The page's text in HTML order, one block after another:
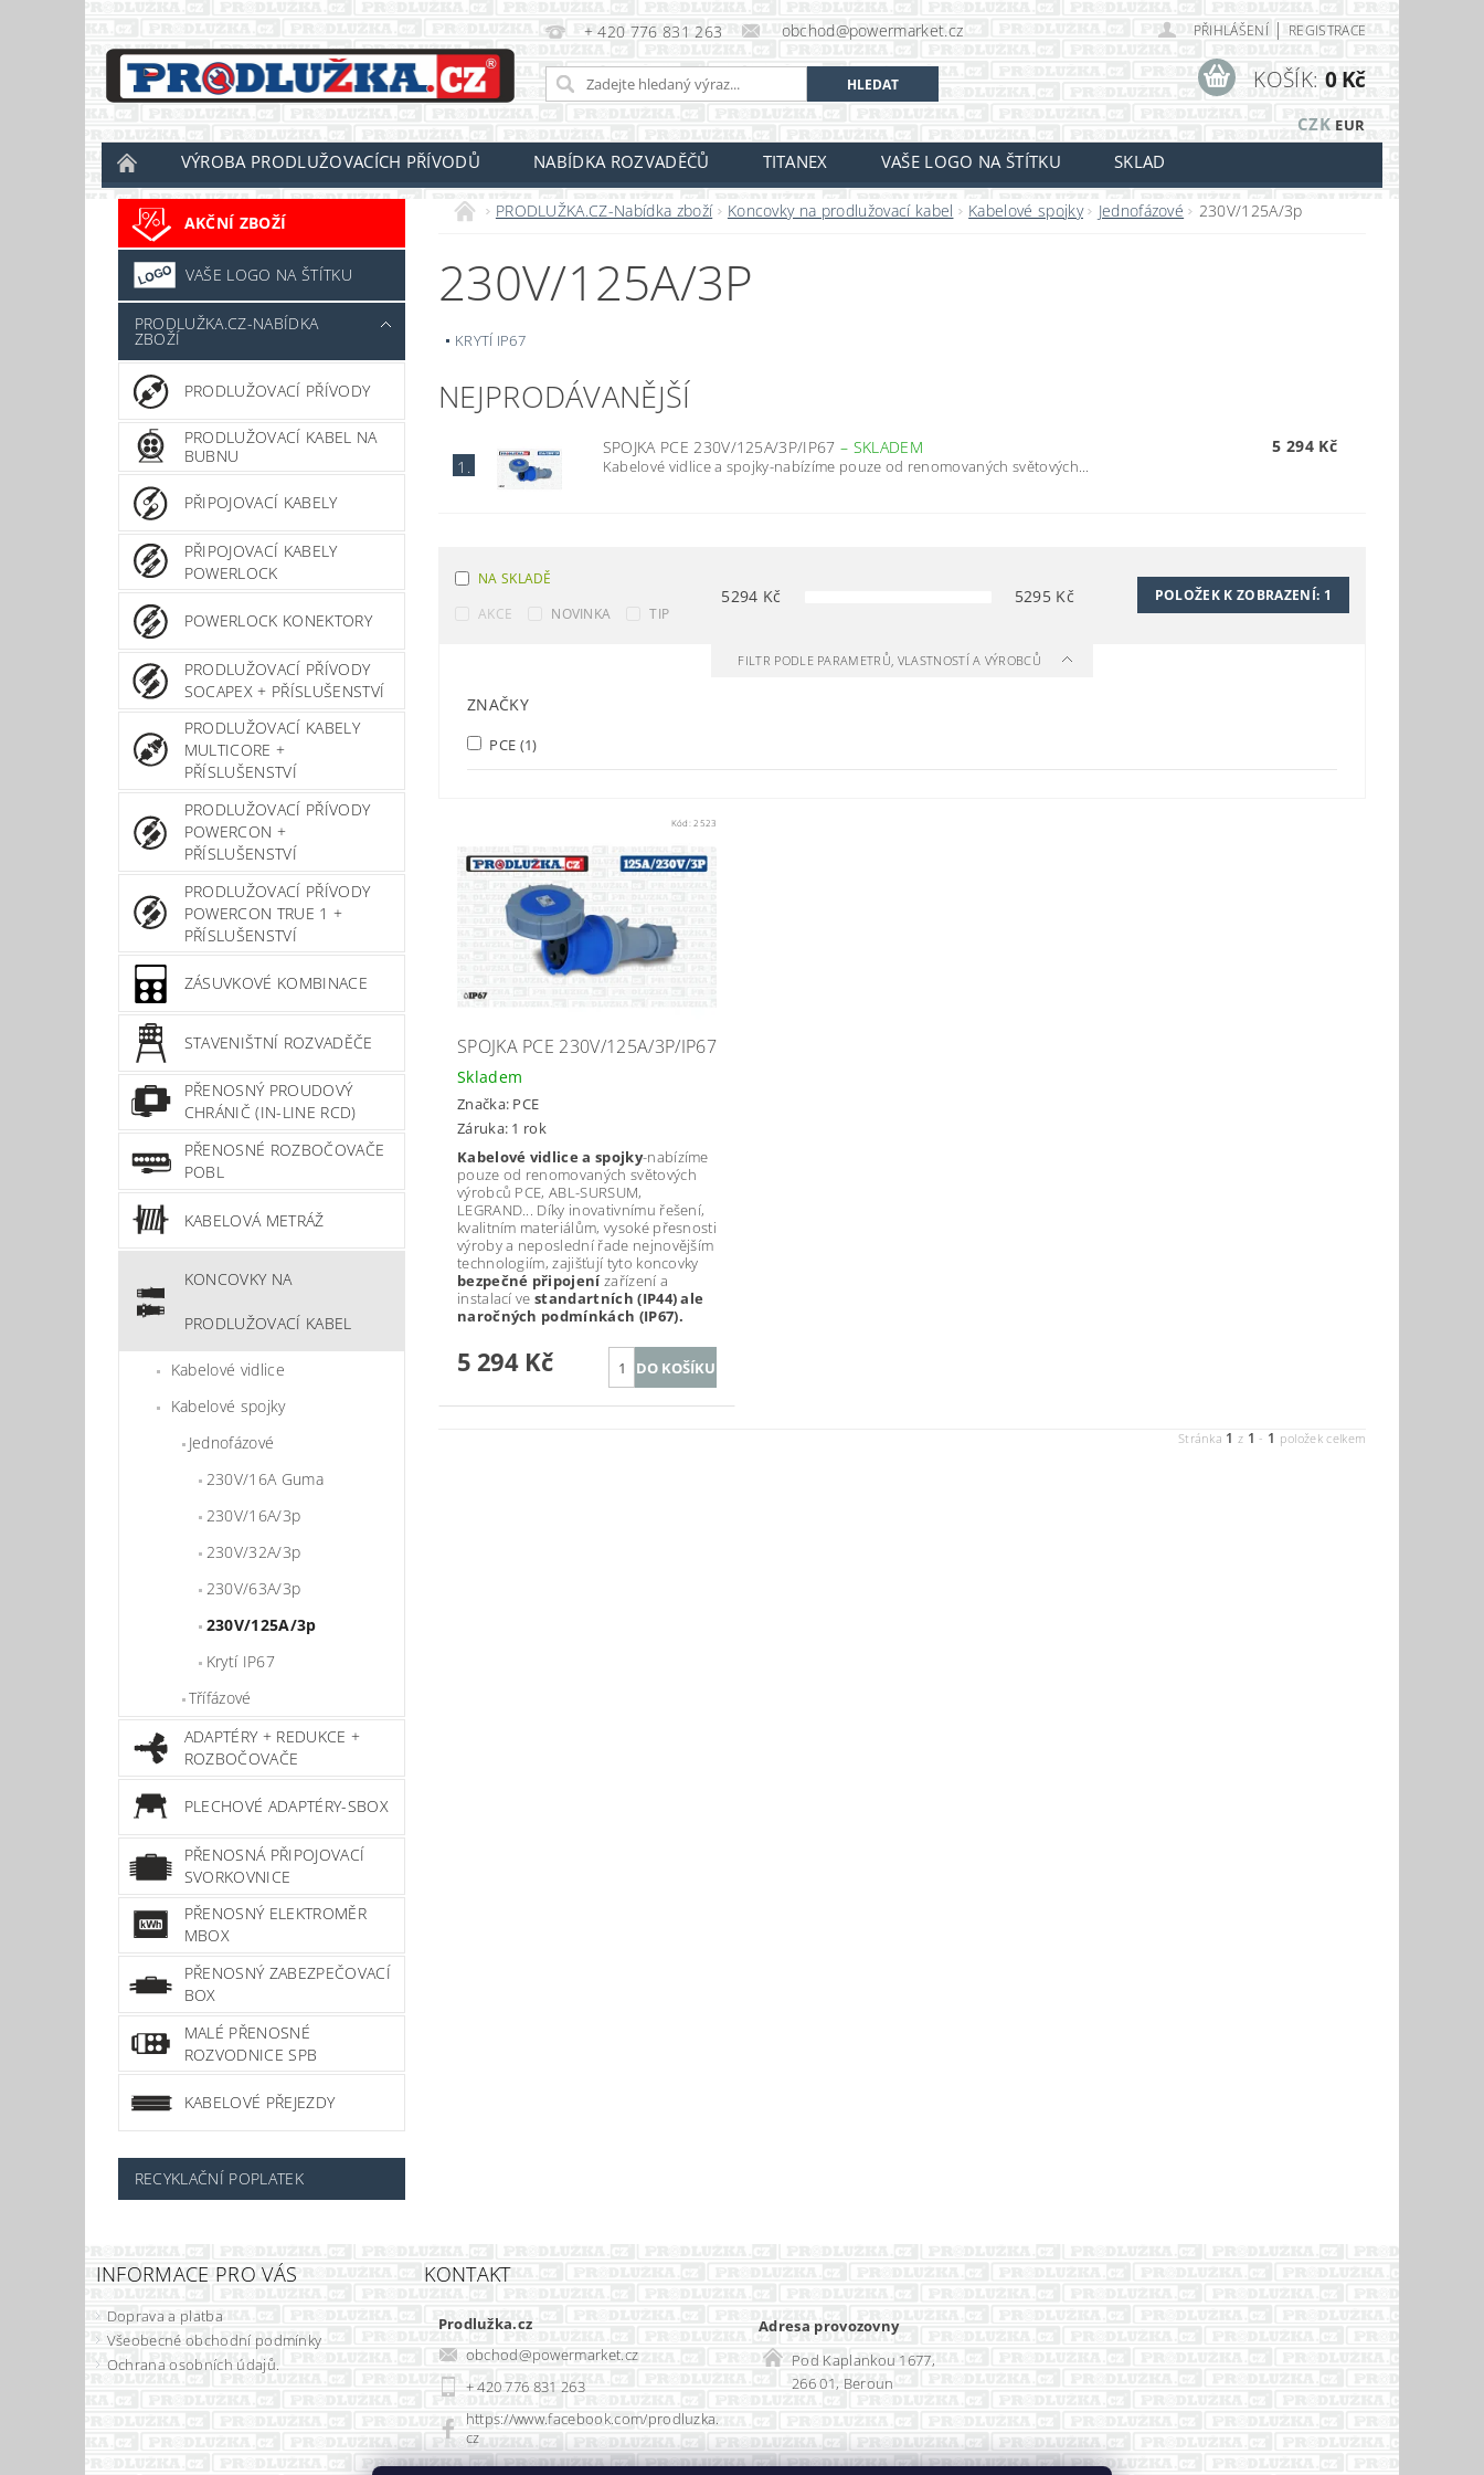
+ 420 776 831 263 obchod@powermarket.cz PŘIHLÁŠENÍ | REGISTRACE
CZK EUR
KOŠÍK: 0 Kč
VÝROBA PRODLUŽOVACÍCH PŘÍVODŮ NABÍDKA ROZVADĚČŮ TITANEX VAŠE LOGO NA ŠTÍTKU SKLAD
AKČNÍ ZBOŽÍ
VAŠE LOGO NA ŠTÍTKU
PRODLUŽKA.CZ-NABÍDKA
ZBOŽÍ
PRODLUŽOVACÍ PŘÍVODY
PRODLUŽOVACÍ KABEL NA
BUBNU
PŘIPOJOVACÍ KABELY
PŘIPOJOVACÍ KABELY
POWERLOCK
POWERLOCK KONEKTORY
PRODLUŽOVACÍ PŘÍVODY
SOCAPEX + PŘÍSLUŠENSTVÍ
PRODLUŽOVACÍ KABELY
MULTICORE +
PŘÍSLUŠENSTVÍ
PRODLUŽOVACÍ PŘÍVODY
POWERCON +
PŘÍSLUŠENSTVÍ
PRODLUŽOVACÍ PŘÍVODY
POWERCON TRUE 1 +
PŘÍSLUŠENSTVÍ
ZÁSUVKOVÉ KOMBINACE
STAVENIŠTNÍ ROZVADĚČE
PŘENOSNÝ PROUDOVÝ
CHRÁNIČ (IN-LINE RCD)
PŘENOSNÉ ROZBOČOVAČE
POBL
KABELOVÁ METRÁŽ
KONCOVKY NA
PRODLUŽOVACÍ KABEL
Kabelové vidlice
Kabelové spojky
Jednofázové
230V/16A Guma
230V/16A/3p
230V/32A/3p
230V/63A/3p
230V/125A/3p
Krytí IP67
Třífázové
ADAPTÉRY + REDUKCE +
ROZBOČOVAČE
PLECHOVÉ ADAPTÉRY-SBOX
PŘENOSNÁ PŘIPOJOVACÍ
SVORKOVNICE
PŘENOSNÝ ELEKTROMĚR
MBOX
PŘENOSNÝ ZABEZPEČOVACÍ
BOX
MALÉ PŘENOSNÉ
ROZVODNICE SPB
KABELOVÉ PŘEJEZDY
RECYKLAČNÍ POPLATEK
PRODLUŽKA.CZ-Nabídka zboží Koncovky na prodlužovací kabel Kabelové spojky Jednofázové 230V/125A/3p
230V/125A/3P
KRYTÍ IP67
NEJPRODÁVANĚJŠÍ
1.
SPOJKA PCE 230V/125A/3P/IP67 – SKLADEM
Kabelové vidlice a spojky-nabízíme pouze od renomovaných světových...
5 294 Kč
NA SKLADĚ
AKCE
NOVINKA TIP
5294 Kč 5295 Kč POLOŽEK K ZOBRAZENÍ: 1
FILTR PODLE PARAMETRŮ, VLASTNOSTÍ A VÝROBCŮ
ZNAČKY
PCE (1)
Kód:2523
SPOJKA PCE 230V/125A/3P/IP67
Skladem
Značka: PCE
Záruka: 1 rok
Kabelové vidlice a spojky-nabízíme
pouze od renomovaných světových
výrobců PCE, ABL-SURSUM,
LEGRAND... Díky inovativnímu řešení,
kvalitním materiálům, vysoké přesnosti
výroby a neposlední řade nejnovějším
technologiím, zajišťují tyto koncovky
bezpečné připojenízařízení a
instalací vestandartních (IP44) ale
naročných podmínkách (IP67).
5 294 Kč
Stránka 1 z 1 - 1 položek celkem
INFORMACE PRO VÁS
Doprava a platba
Všeobecné obchodní podmínky
Ochrana osobních údajů.
KONTAKT
Prodlužka.cz
obchod@powermarket.cz
+ 420 776 831 263
https://www.facebook.com/prodluzka.
cz
Adresa provozovny
Pod Kaplankou 1677,
266 01, Beroun